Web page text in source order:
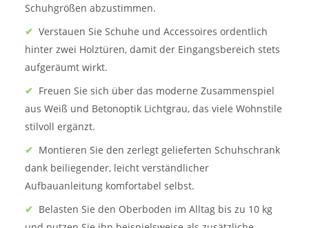
Schuhgrößen abzustimmen.
✔ Verstauen Sie Schuhe und Accessoires ordentlich
hinter zwei Holztüren, damit der Eingangsbereich stets
aufgeräumt wirkt.
✔ Freuen Sie sich über das moderne Zusammenspiel
aus Weiß und Betonoptik Lichtgrau, das viele Wohnstile
stilvoll ergänzt.
✔ Montieren Sie den zerlegt gelieferten Schuhschrank
dank beiliegender, leicht verständlicher
Aufbauanleitung komfortabel selbst.
✔ Belasten Sie den Oberboden im Alltag bis zu 10 kg